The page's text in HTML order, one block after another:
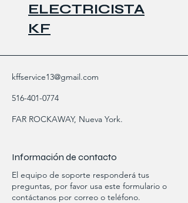
ELECTRICISTA
KF
kffservice13@gmail.com
516-401-0774
FAR ROCKAWAY, Nueva York.
Información de contacto
El equipo de soporte responderá tus
preguntas, por favor usa este formulario o
contáctanos por correo o teléfono.